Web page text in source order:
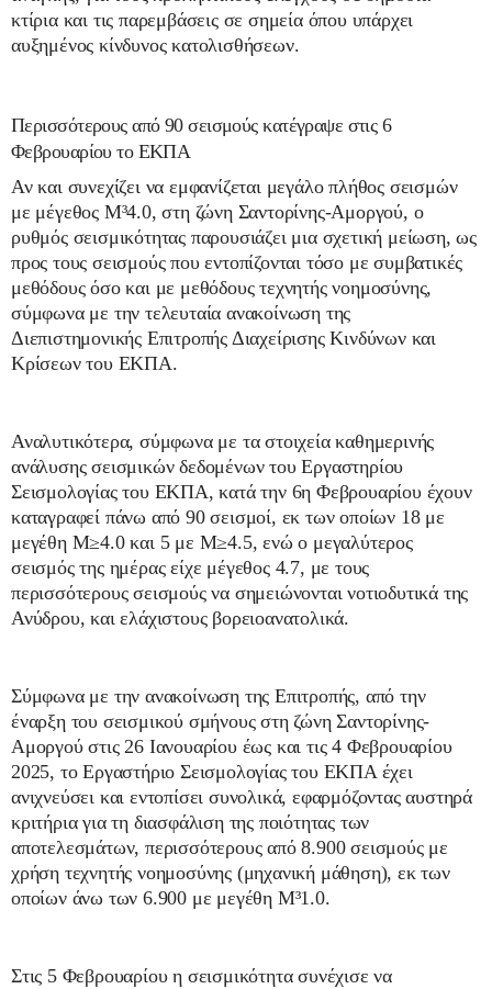
κτίρια και τις παρεμβάσεις σε σημεία όπου υπάρχει
αυξημένος κίνδυνος κατολισθήσεων.
Περισσότερους από 90 σεισμούς κατέγραψε στις 6
Φεβρουαρίου το ΕΚΠΑ
Αν και συνεχίζει να εμφανίζεται μεγάλο πλήθος σεισμών
με μέγεθος Μ³4.0, στη ζώνη Σαντορίνης-Αμοργού, ο
ρυθμός σεισμικότητας παρουσιάζει μια σχετική μείωση, ως
προς τους σεισμούς που εντοπίζονται τόσο με συμβατικές
μεθόδους όσο και με μεθόδους τεχνητής νοημοσύνης,
σύμφωνα με την τελευταία ανακοίνωση της
Διεπιστημονικής Επιτροπής Διαχείρισης Κινδύνων και
Κρίσεων του ΕΚΠΑ.
Αναλυτικότερα, σύμφωνα με τα στοιχεία καθημερινής
ανάλυσης σεισμικών δεδομένων του Εργαστηρίου
Σεισμολογίας του ΕΚΠΑ, κατά την 6η Φεβρουαρίου έχουν
καταγραφεί πάνω από 90 σεισμοί, εκ των οποίων 18 με
μεγέθη M≥4.0 και 5 με Μ≥4.5, ενώ ο μεγαλύτερος
σεισμός της ημέρας είχε μέγεθος 4.7, με τους
περισσότερους σεισμούς να σημειώνονται νοτιοδυτικά της
Ανύδρου, και ελάχιστους βορειοανατολικά.
Σύμφωνα με την ανακοίνωση της Επιτροπής, από την
έναρξη του σεισμικού σμήνους στη ζώνη Σαντορίνης-
Αμοργού στις 26 Ιανουαρίου έως και τις 4 Φεβρουαρίου
2025, το Εργαστήριο Σεισμολογίας του ΕΚΠΑ έχει
ανιχνεύσει και εντοπίσει συνολικά, εφαρμόζοντας αυστηρά
κριτήρια για τη διασφάλιση της ποιότητας των
αποτελεσμάτων, περισσότερους από 8.900 σεισμούς με
χρήση τεχνητής νοημοσύνης (μηχανική μάθηση), εκ των
οποίων άνω των 6.900 με μεγέθη Μ³1.0.
Στις 5 Φεβρουαρίου η σεισμικότητα συνέχισε να